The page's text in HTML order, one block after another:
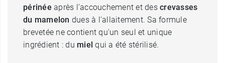
périnée après l'accouchement et des crevasses
du mamelon dues à l'allaitement. Sa formule
brevetée ne contient qu'un seul et unique
ingrédient : du mielqui a été stérilisé.